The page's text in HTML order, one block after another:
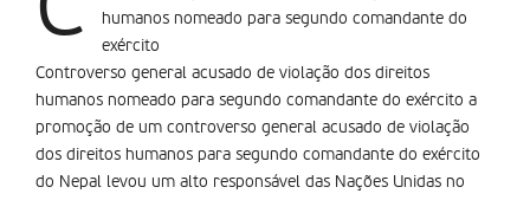
humanos nomeado para segundo comandante do
exército
Controverso general acusado de violação dos direitos
humanos nomeado para segundo comandante do exército a
promoção de um controverso general acusado de violação
dos direitos humanos para segundo comandante do exército
do Nepal levou um alto responsável das Nações Unidas no